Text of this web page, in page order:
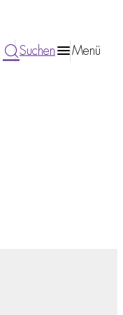
Suchen Menü